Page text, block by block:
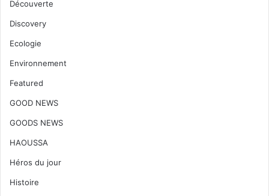
Découverte
Discovery
Ecologie
Environnement
Featured
GOOD NEWS
GOODS NEWS
HAOUSSA
Héros du jour
Histoire